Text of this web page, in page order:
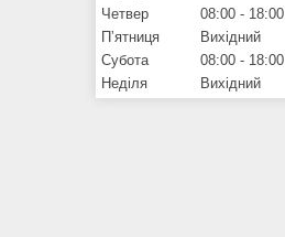
Четвер
08:00
18:00
Пʼятниця
Вихідний
Субота
08:00
18:00
Неділя
Вихідний